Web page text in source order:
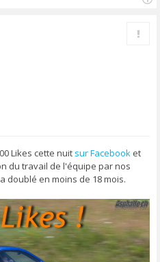
Likes cette nuit sur Facebook et
du travail de l'équipe par nos
doublé en moins de 18 mois.